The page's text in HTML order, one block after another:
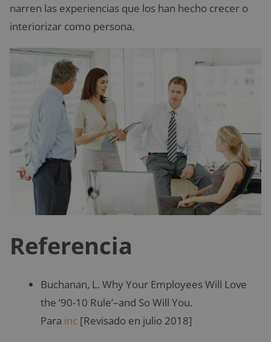
narren las experiencias que los han hecho crecer o
interiorizar como persona.
Referencia
Buchanan, L. Why Your Employees Will Love
the ’90-10 Rule’–and So Will You.
Para inc [Revisado en julio 2018]